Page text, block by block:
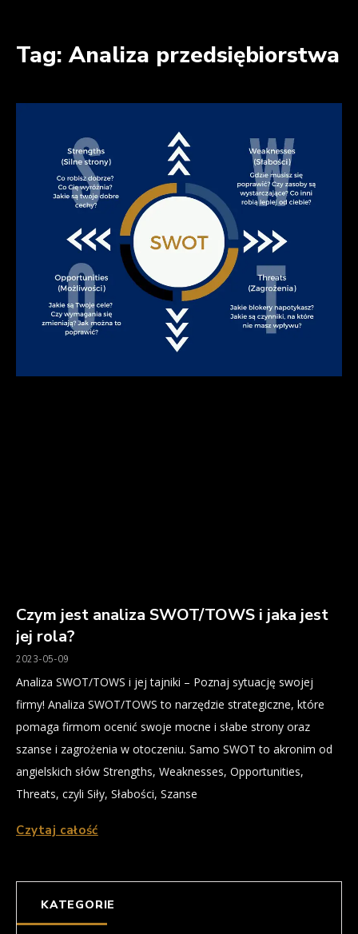
treściTag: Analiza przedsiębiorstwa
Czym jest analiza SWOT/TOWS i jaka jest
jej rola?
2023-05-09
Analiza SWOT/TOWS i jej tajniki – Poznaj sytuację swojej
firmy! Analiza SWOT/TOWS to narzędzie strategiczne, które
pomaga firmom ocenić swoje mocne i słabe strony oraz
szanse i zagrożenia w otoczeniu. Samo SWOT to akronim od
angielskich słów Strengths, Weaknesses, Opportunities,
Threats, czyli Siły, Słabości, Szanse
Czytaj całość
KATEGORIE